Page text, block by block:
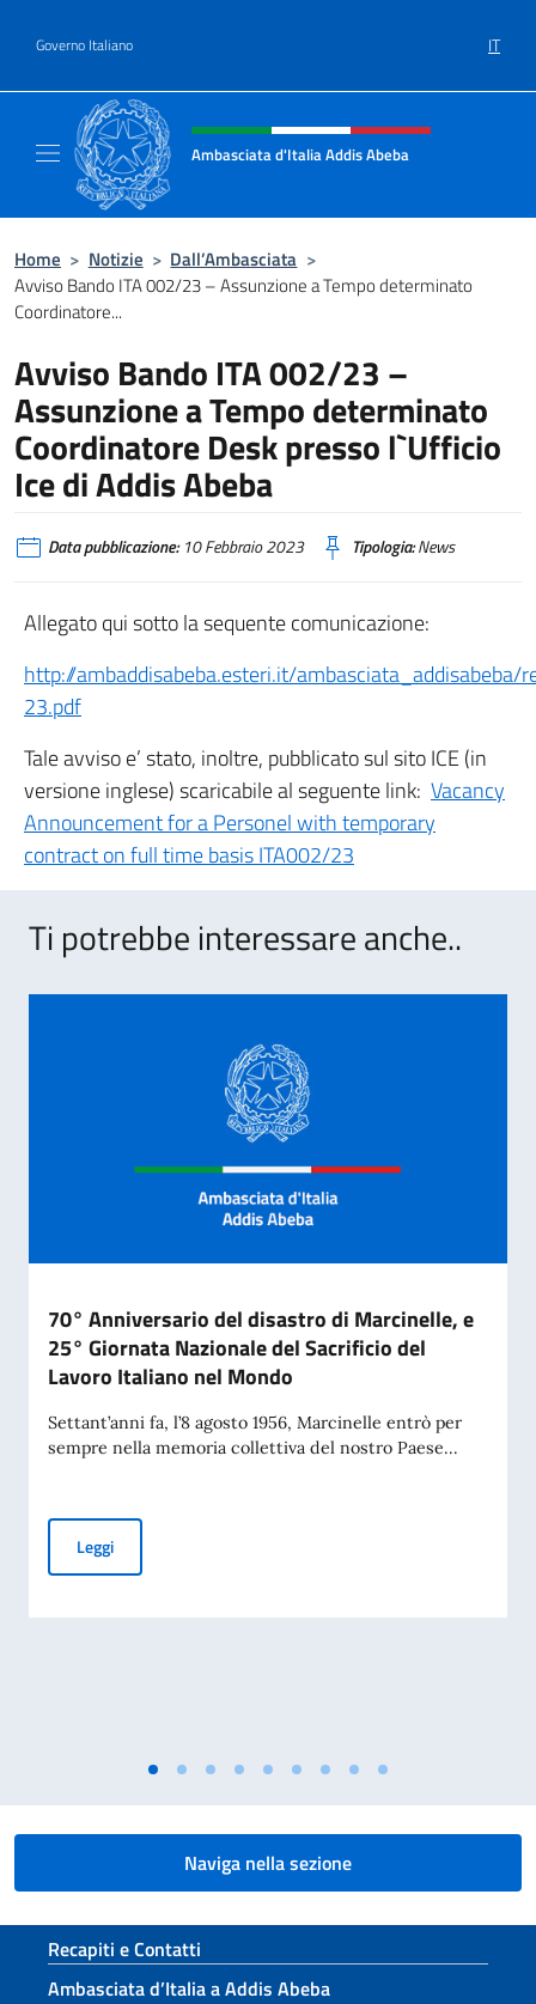
Governo Italiano IT
Intestazione sito, social e menù
Ambasciata d'Italia Addis Abeba
Home > Notizie > Dall’Ambasciata >
Avviso Bando ITA 002/23 – Assunzione a Tempo determinato
Coordinatore...
Avviso Bando ITA 002/23 –
Assunzione a Tempo determinato
Coordinatore Desk presso l`Ufficio
Ice di Addis Abeba
Data pubblicazione:10 Febbraio 2023 Tipologia:News
Allegato qui sotto la sequente comunicazione:
http://ambaddisabeba.esteri.it/
23.pdf
Tale avviso e’ stato, inoltre, pubblicato sul sito ICE (in
versione inglese) scaricabile al seguente link: Vacancy
Announcement for a Personel with temporary
contract on full time basis ITA002/23
Ti potrebbe interessare anche..
70° Anniversario del disastro di Marcinelle, e
25° Giornata Nazionale del Sacrificio del
Lavoro Italiano nel Mondo
Settant’anni fa, l’8 agosto 1956, Marcinelle entrò per
sempre nella memoria collettiva del nostro Paese...
Leggi70° Anniversario del disastro di Marcinelle, e 25°
Naviga nella sezione
Sezione footer
Recapiti e Contatti
Ambasciata d’Italia a Addis Abeba